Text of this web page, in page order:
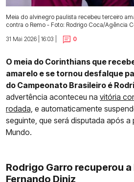
Meia do alvinegro paulista recebeu terceiro
contra o Remo - Foto: Rodrigo Coca/Agência
31 Mai 2026 | 16:03 |
0
O meia do Corinthians que
amarelo e se tornou desfalque
do Campeonato Brasileiro é
advertência aconteceu na vitória
rodada, e automaticamente
seguinte, que será disputada após
Mundo.
Rodrigo Garro recuperou
Fernando Diniz